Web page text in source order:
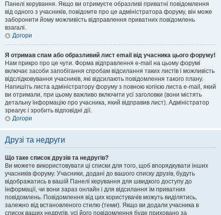
Панелі керування. Якщо ви отримуєте образливі приватні повідомлення
від одного з учасників, повідомте про це адміністратора форуму, він може
заборонити йому можливість відправлення приватних повідомлень
взагалі.
Догори
Я отримав спам або образливий лист email від учасника цього форуму!
Нам прикро про це чути. Форма відправлення e-mail на цьому форумі
включає засоби запобігання спробам відсилання таких листів і можливість
відслідковування учасників, які відсилають повідомлення такого плану.
Напишіть листа адміністратору форуму з повною копією листа e-mail, який
ви отримали, при цьому важливо включити усі заголовки (вони містять
детальну інформацію про учасника, який відправив лист). Адміністратор
зреагує і зробить відповідні дії.
Догори
Друзі та недруги
Що таке список друзів та недругів?
Ви можете використовувати ці списки для того, щоб впорядкувати інших
учасників форуму. Учасники, додані до вашого списку друзів, будуть
відображатись в вашій Панелі керування для швидкого доступу до
інформації, чи вони зараз онлайн і для відсилання їм приватних
повідомлень. Повідомлення від цих користувачів можуть виділятись,
залежно від встановленого стилю (теми). Якщо ви додали учасника в
список ваших недругів, усі його повідомлення буде приховано за